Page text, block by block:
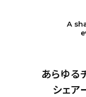
A
あらゆる
シェア